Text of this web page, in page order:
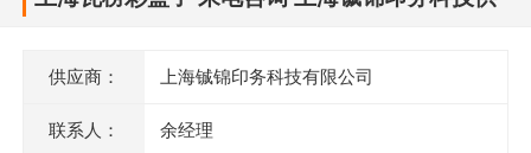
供应商： 上海铖锦印务科技有限公司
联系人： 余经理